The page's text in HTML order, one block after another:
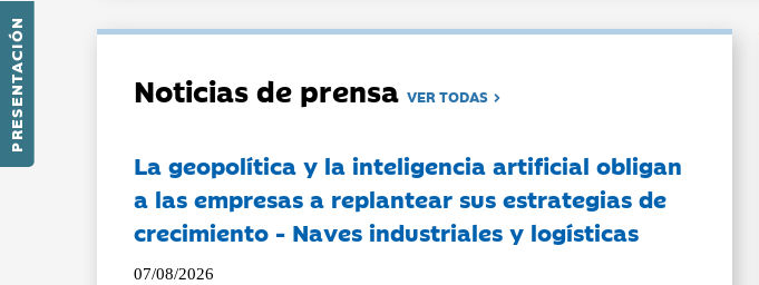
PRESENTACIÓN Noticias de prensaVER TODAS
La geopolítica y la inteligencia artificial obligan
a las empresas a replantear sus estrategias de
crecimiento - Naves industriales y logísticas
07/08/2026